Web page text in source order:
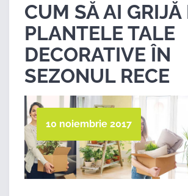
CUM SĂ AI GRIJĂ
PLANTELE TALE
DECORATIVE ÎN
SEZONUL RECE
10 noiembrie 2017